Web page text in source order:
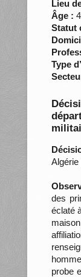
Lieu
Âge :
Statut
Type
Algérie
des
éclaté
probe